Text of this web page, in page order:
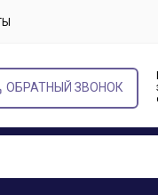
ОБРАТНЫЙ ЗВОНОК